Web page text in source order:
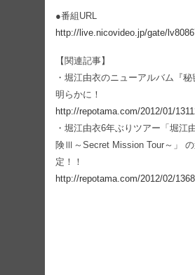
●番組URL
http://live.nicovideo.jp/gate/
【関連記事】
・堀江由衣のニューアルバム『
明らかに！
http://repotama.com/2012/01/
・堀江由衣6年ぶりツアー「堀江
険Ⅲ～Secret Mission Tour～」
定！！
http://repotama.com/2012/02/